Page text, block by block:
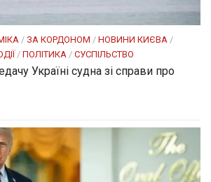
/ ЗА КОРДОНОМ / НОВИНИ КИЄВА /
/ ПОЛІТИКА / СУСПІЛЬСТВО
Україні судна зі справи про